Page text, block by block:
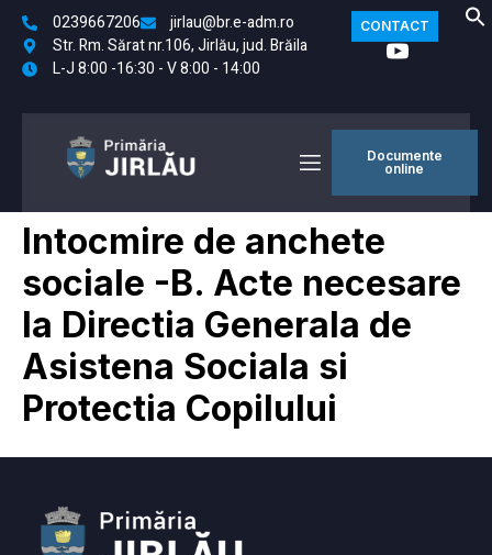
0239667206
jirlau@br.e-adm.ro
Str. Rm. Sărat nr.106, Jirlău, jud. Brăila
L-J 8:00 -16:30 - V 8:00 - 14:00
CONTACT
Documente
online
Intocmire de anchete
sociale -B. Acte necesare
la Directia Generala de
Asistena Sociala si
Protectia Copilului